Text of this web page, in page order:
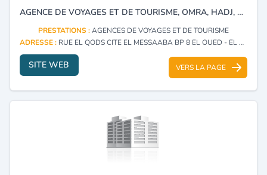
AGENCE DE VOYAGES ET DE TOURISME, OMRA, HADJ, VOYAGES ORGANISÉS, RÉSERVATIONS D'HÔTELS ET BILLETTERIE.
PRESTATIONS :AGENCES DE VOYAGES ET DE TOURISME
ADRESSE : RUE EL QODS CITE EL MESSAABA BP 8 EL OUED - EL OUED
SITE WEB VERS LA PAGE